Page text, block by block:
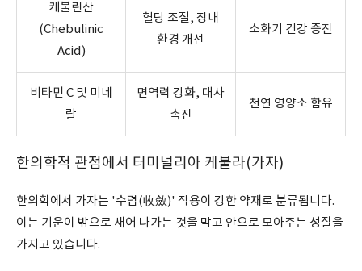
케불린산
(Chebulinic
Acid)
혈당 조절, 장내
환경 개선
소화기 건강 증진
비타민 C 및 미네
랄
면역력 강화, 대사
촉진
천연 영양소 함유
한의학적 관점에서 터미널리아 케불라(가자)
한의학에서 가자는 '수렴(收斂)' 작용이 강한 약재로 분류됩니다.
이는 기운이 밖으로 새어 나가는 것을 막고 안으로 모아주는 성질을
가지고 있습니다.